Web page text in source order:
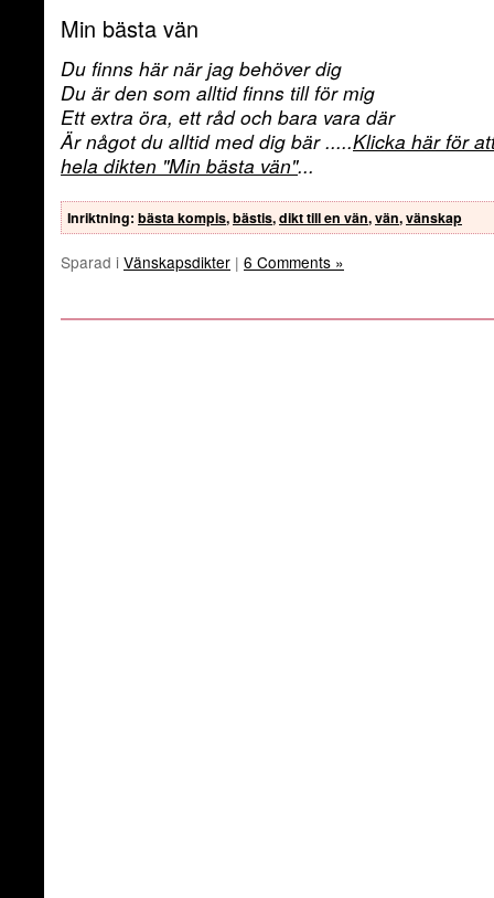
Min bästa vän
Du finns här när jag behöver dig
Du är den som alltid finns till för mig
Ett extra öra, ett råd och bara vara där
Är något du alltid med dig bär .....Klicka här för
hela dikten "Min bästa vän"...
Inriktning: bästa kompis,bästis,dikt till en vän,vän,vänskap
Sparad i Vänskapsdikter | 6 Comments »